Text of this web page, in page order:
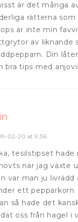
är det många
rätterna
är inte min
av liknande
Din
bra tips med
02-20 at 9:36
tesilstipset hade
när jag växte
var man ju livrädd
ett pepparkorn
så hade det
oss från hagel i